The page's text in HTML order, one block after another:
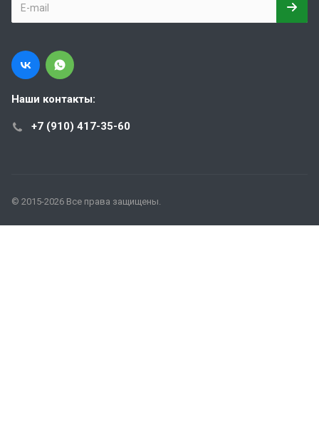
Наши контакты:
+7 (910) 417-35-60
© 2015-2026 Все права защищены.